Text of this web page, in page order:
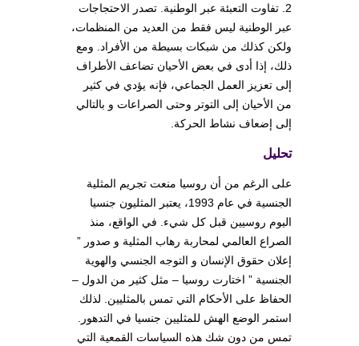
2. تفاوت التعبئة عبر الوطنية. تصدر الاحتجاجات
عبر الوطنية ليس فقط من العديد من المنظمات،
ولكن كذلك من شبكات بسيطة من الأفراد. ومع
ذلك، إذا أدى في بعض الأحيان تضاعف الأطراف
إلى تعزيز العمل الجماعي، فإنه يؤدي في كثير
من الأحيان إلى التوتر وحتى الصراعات و بالتالي
إلى إضعاف نشاط الحركة.
تحليل
على الرغم من أن روسيا منعت تجريم المثلية
الجنسية في عام 1993، يعتبر المثليون جنسيا
اليوم روسيين قبل كل شيء. في الواقع، منذ
الصراع العالمي لمحاربة رهاب المثلية و صدور ”
إعلان حقوق الإنسان و التوجه الجنسي والهوية
الجنسية ” اختارت روسيا – مثل كثير من الدول –
الحفاظ على الأحكام التي تمس بالمثليين. لذلك
استمر الوضع الهش للمثليين جنسيا في التدهور.
تمس من دون شك هذه السياسات القمعية التي